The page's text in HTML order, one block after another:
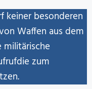
keiner besonderen
Waffen aus dem
militärische
zum